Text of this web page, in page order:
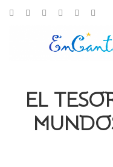
SkipFacebook
Instagram
YoutubeSpotifyiTunes
EL